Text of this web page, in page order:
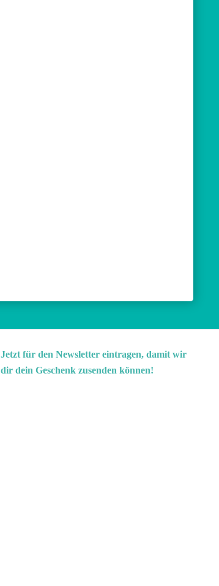
Jetzt für den Newsletter eintragen, damit wir
dir dein Geschenk zusenden können!